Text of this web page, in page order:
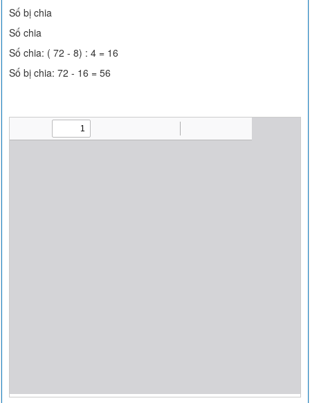
Số bị chia
Số chia
Số chia: ( 72 - 8) : 4 = 16
Số bị chia: 72 - 16 = 56